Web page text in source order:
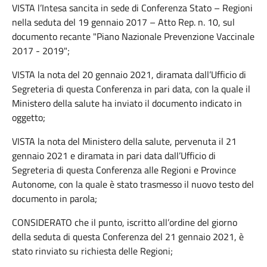
VISTA l’Intesa sancita in sede di Conferenza Stato – Regioni
nella seduta del 19 gennaio 2017 – Atto Rep. n. 10, sul
documento recante "Piano Nazionale Prevenzione Vaccinale
2017 - 2019";
VISTA la nota del 20 gennaio 2021, diramata dall’Ufficio di
Segreteria di questa Conferenza in pari data, con la quale il
Ministero della salute ha inviato il documento indicato in
oggetto;
VISTA la nota del Ministero della salute, pervenuta il 21
gennaio 2021 e diramata in pari data dall’Ufficio di
Segreteria di questa Conferenza alle Regioni e Province
Autonome, con la quale è stato trasmesso il nuovo testo del
documento in parola;
CONSIDERATO che il punto, iscritto all’ordine del giorno
della seduta di questa Conferenza del 21 gennaio 2021, è
stato rinviato su richiesta delle Regioni;